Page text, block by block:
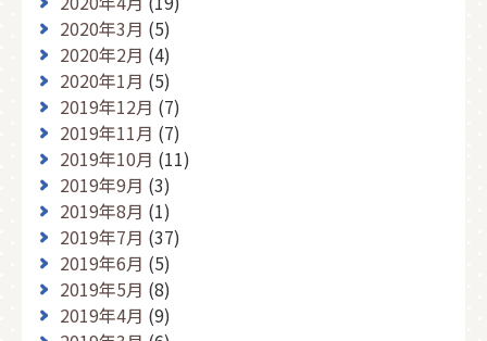
2020年3月 (5)
2020年2月 (4)
2020年1月 (5)
2019年12月 (7)
2019年11月 (7)
2019年10月 (11)
2019年9月 (3)
2019年8月 (1)
2019年7月 (37)
2019年6月 (5)
2019年5月 (8)
2019年4月 (9)